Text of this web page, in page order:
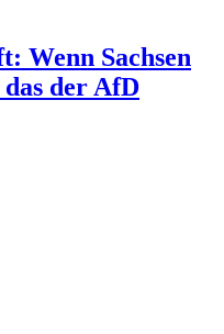
Wenn Sachsen
der AfD